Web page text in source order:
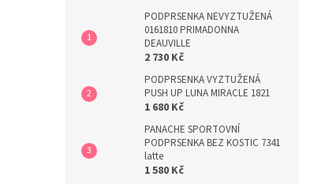
PODPRSENKA NEVYZTUŽENÁ
0161810 PRIMADONNA
DEAUVILLE
2 730 Kč
PODPRSENKA VYZTUŽENÁ
PUSH UP LUNA MIRACLE 1821
1 680 Kč
PANACHE SPORTOVNÍ
PODPRSENKA BEZ KOSTIC 7341
latte
1 580 Kč